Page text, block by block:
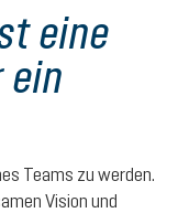
eine
ein
Teams zu werden.
Vision und